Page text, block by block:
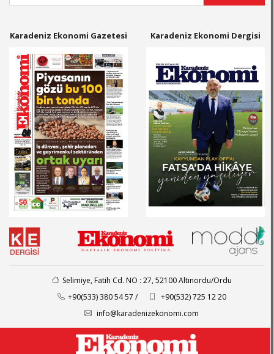
Karadeniz Ekonomi Gazetesi Karadeniz Ekonomi Dergisi
Selimiye, Fatih Cd. NO : 27, 52100 Altınordu/Ordu
+90(533) 380 54 57 /
+90(532) 725 12 20
info@karadenizekonomi.com